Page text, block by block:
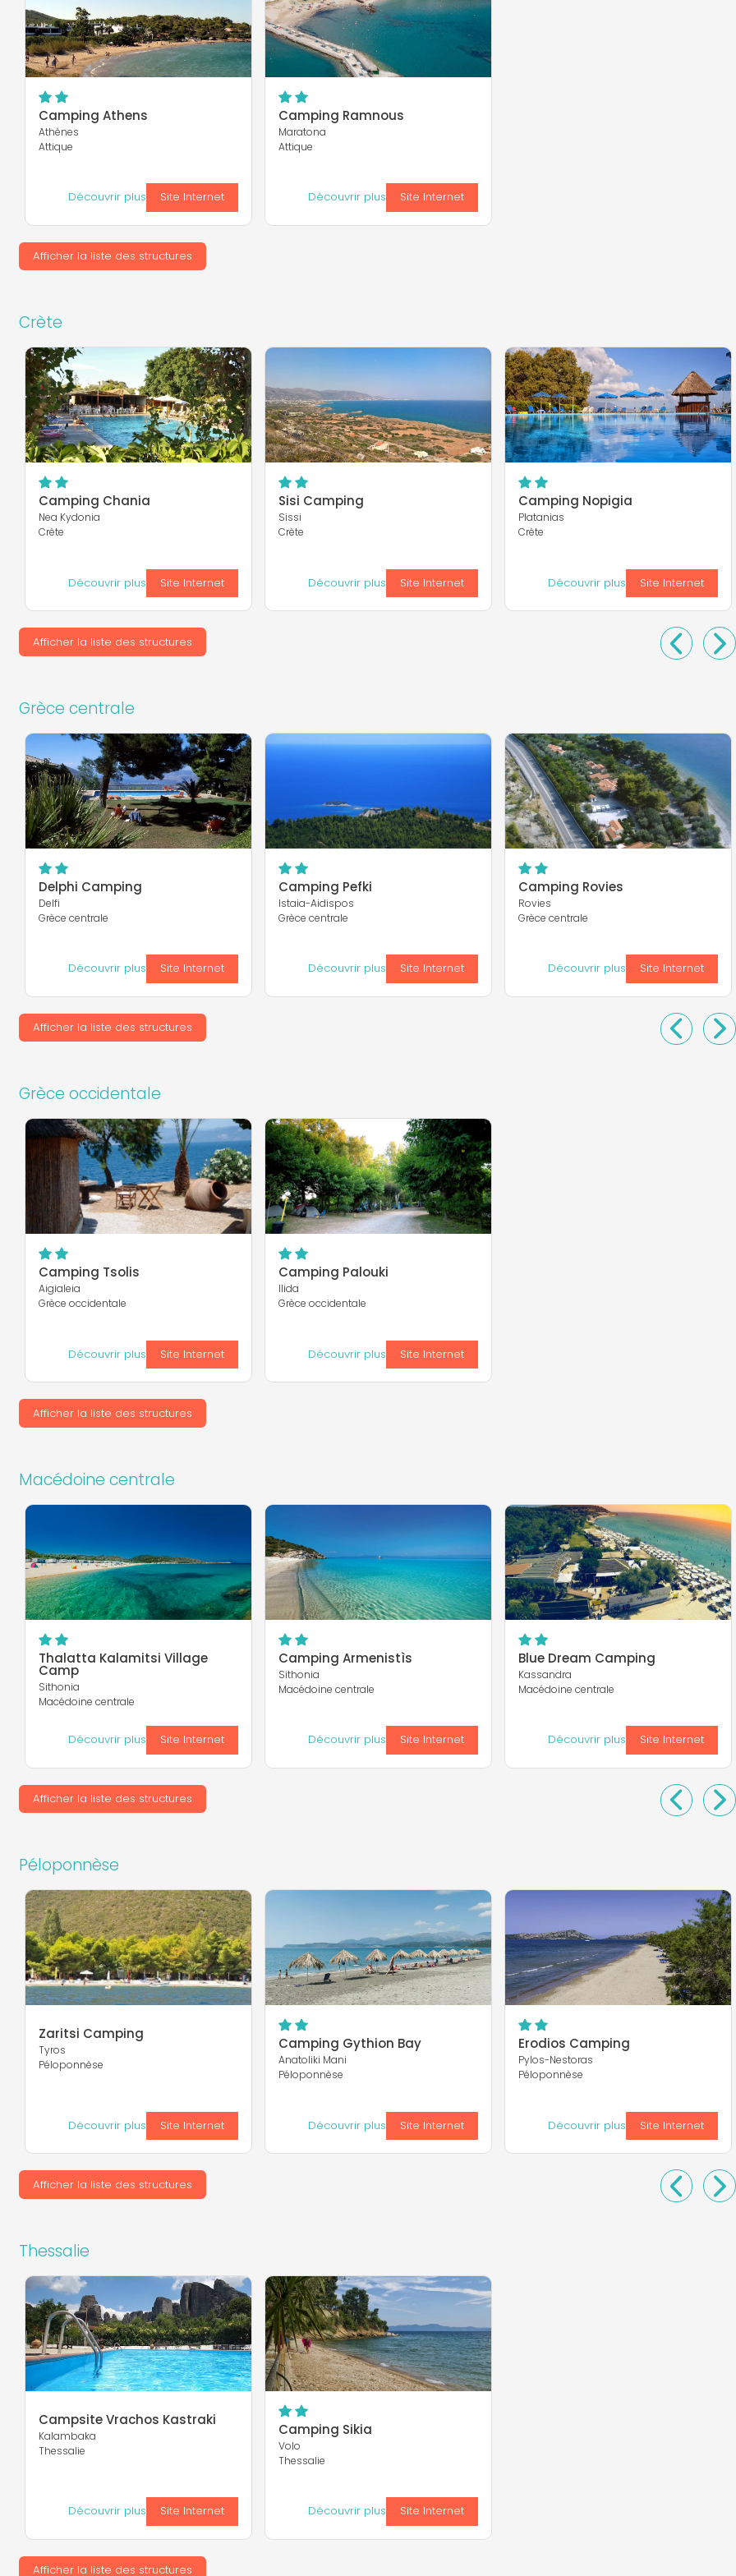
Camping Athens
Athènes
Attique
Découvrir plus Site Internet
Camping Ramnous
Maratona
Attique
Découvrir plus Site Internet
Afficher la liste des structures
Crète
Camping Chania
Nea Kydonia
Crète
Découvrir plus Site Internet
Sisi Camping
Sissi
Crète
Découvrir plus Site Internet
Camping Nopigia
Platanias
Crète
Découvrir plus Site Internet
Afficher la liste des structures
Grèce centrale
Delphi Camping
Delfi
Grèce centrale
Découvrir plus Site Internet
Camping Pefki
Istaia-Aidispos
Grèce centrale
Découvrir plus Site Internet
Camping Rovies
Rovies
Grèce centrale
Découvrir plus Site Internet
Afficher la liste des structures
Grèce occidentale
Camping Tsolis
Aigialeia
Grèce occidentale
Découvrir plus Site Internet
Camping Palouki
Ilida
Grèce occidentale
Découvrir plus Site Internet
Afficher la liste des structures
Macédoine centrale
Thalatta Kalamitsi Village
Camp
Sithonia
Macédoine centrale
Découvrir plus Site Internet
Camping Armenistìs
Sithonia
Macédoine centrale
Découvrir plus Site Internet
Blue Dream Camping
Kassandra
Macédoine centrale
Découvrir plus Site Internet
Afficher la liste des structures
Péloponnèse
Zaritsi Camping
Tyros
Péloponnèse
Découvrir plus Site Internet
Camping Gythion Bay
Anatoliki Mani
Péloponnèse
Découvrir plus Site Internet
Erodios Camping
Pylos-Nestoras
Péloponnèse
Découvrir plus Site Internet
Afficher la liste des structures
Thessalie
Campsite Vrachos Kastraki
Kalambaka
Thessalie
Découvrir plus Site Internet
Camping Sikia
Volo
Thessalie
Découvrir plus Site Internet
Afficher la liste des structures